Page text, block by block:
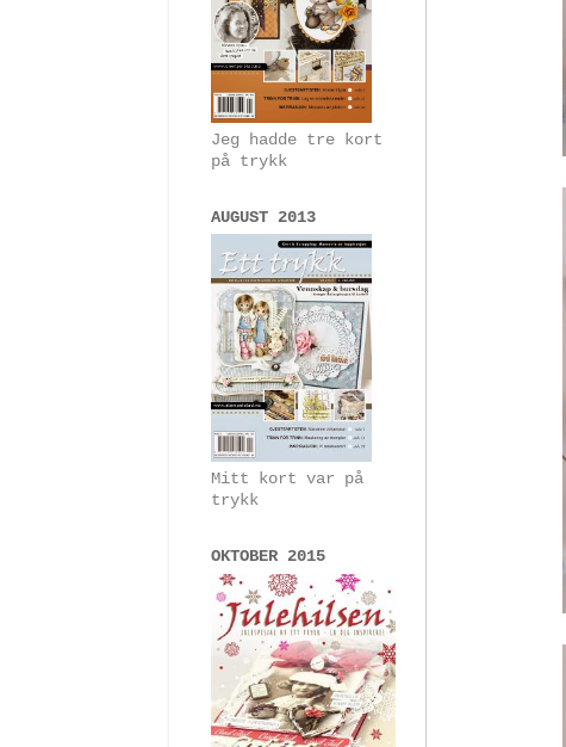
Jeg hadde tre kort
på trykk
AUGUST 2013
Mitt kort var på
trykk
OKTOBER 2015